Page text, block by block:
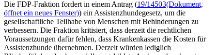
Die FDP-Fraktion fordert in einem Antrag (19/14503(Dokument,
öffnet ein neues Fenster)) ein Assistenzhundegesetz, um die
gesellschaftliche Teilhabe von Menschen mit Behinderungen zu
verbessern. Die Fraktion kritisiert, dass derzeit die rechtlichen
Voraussetzungen dafür fehlen, dass Krankenkassen die Kosten für
Assistenzhunde übernehmen. Derzeit würden lediglich